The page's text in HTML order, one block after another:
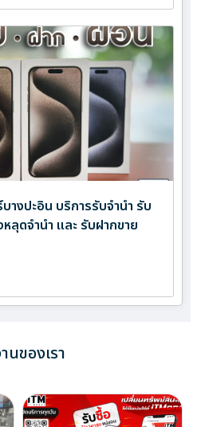
างปะอิน บริการรับจำนำ รับ
ลุดจำนำ และ รับฝากขาย
นของเรา